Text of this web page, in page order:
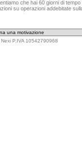
che hai 60 giorni di
su operazioni addebitate
P.IVA 10542790968